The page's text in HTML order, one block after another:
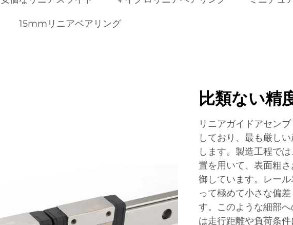
15mmリニアベアリング
比類ない精
リニアガイドアセン
しており、最も厳し
します。製造工程で
置を用いて、表面粗
御しています。レー
って極めて小さな偏
す。このような細部
は走行距離や負荷条